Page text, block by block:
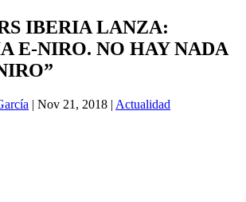
IBERIA LANZA:
E-NIRO. NO HAY NADA
| Nov 21, 2018 | Actualidad